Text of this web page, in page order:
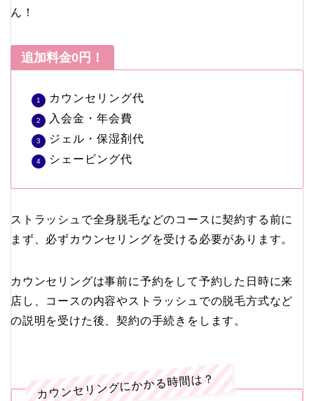
ん！
追加料金0円！
カウンセリング代
入会金・年会費
ジェル・保湿剤代
シェービング代
ストラッシュで全身脱毛などのコースに契約する前に
まず、必ずカウンセリングを受ける必要があります。
カウンセリングは事前に予約をして予約した日時に来
店し、コースの内容やストラッシュでの脱毛方式など
の説明を受けた後、契約の手続きをします。
カウンセリングにかかる時間は？